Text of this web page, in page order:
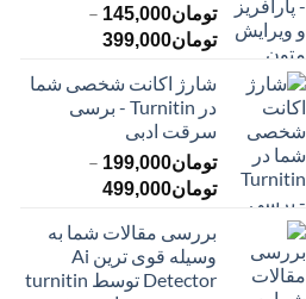
تومان145,000
–
تومان399,000محدوده
تومان145,000
تا
شارژ اکانت شخصی شما
در Turnitin - برسی
سرقت ادبی
تومان199,000
–
تومان499,000محدوده
تومان199,000
تا
تومان499,000
بررسی مقالات شما به
وسیله قوی ترین Ai
Detector توسط turnitin